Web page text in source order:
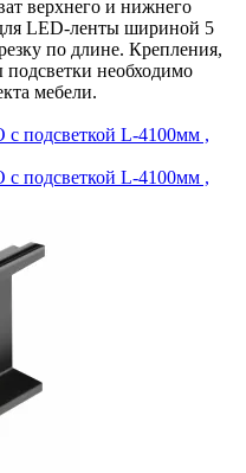
верхнего и нижнего
LED-ленты шириной 5
по длине. Крепления,
необходимо
мебели.
подсветкой L-4100мм ,
подсветкой L-4100мм ,